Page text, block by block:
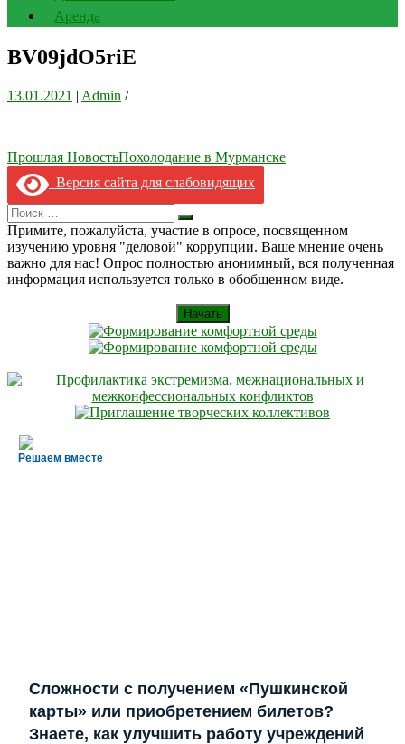
Аренда
BV09jdO5riE
13.01.2021 | Admin /
Навигация
по
записям
Прошлая НовостьПохолодание в Мурманске
Версия сайта для слабовидящих
Search
for:
Искать
Примите, пожалуйста, участие в опросе, посвященном
изучению уровня "деловой" коррупции. Ваше мнение очень
важно для нас! Опрос полностью анонимный, вся полученная
информация используется только в обобщенном виде.
Начать
Решаем вместе
Сложности с получением «Пушкинской
карты» или приобретением билетов?
Знаете, как улучшить работу учреждений